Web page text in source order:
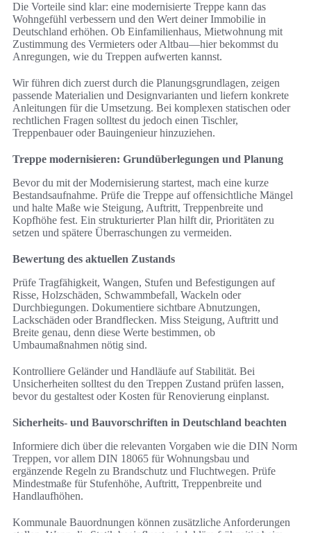
Die Vorteile sind klar: eine modernisierte Treppe kann das
Wohngefühl verbessern und den Wert deiner Immobilie in
Deutschland erhöhen. Ob Einfamilienhaus, Mietwohnung mit
Zustimmung des Vermieters oder Altbau—hier bekommst du
Anregungen, wie du Treppen aufwerten kannst.
Wir führen dich zuerst durch die Planungsgrundlagen, zeigen
passende Materialien und Designvarianten und liefern konkrete
Anleitungen für die Umsetzung. Bei komplexen statischen oder
rechtlichen Fragen solltest du jedoch einen Tischler,
Treppenbauer oder Bauingenieur hinzuziehen.
Treppe modernisieren: Grundüberlegungen und Planung
Bevor du mit der Modernisierung startest, mach eine kurze
Bestandsaufnahme. Prüfe die Treppe auf offensichtliche Mängel
und halte Maße wie Steigung, Auftritt, Treppenbreite und
Kopfhöhe fest. Ein strukturierter Plan hilft dir, Prioritäten zu
setzen und spätere Überraschungen zu vermeiden.
Bewertung des aktuellen Zustands
Prüfe Tragfähigkeit, Wangen, Stufen und Befestigungen auf
Risse, Holzschäden, Schwammbefall, Wackeln oder
Durchbiegungen. Dokumentiere sichtbare Abnutzungen,
Lackschäden oder Brandflecken. Miss Steigung, Auftritt und
Breite genau, denn diese Werte bestimmen, ob
Umbaumaßnahmen nötig sind.
Kontrolliere Geländer und Handläufe auf Stabilität. Bei
Unsicherheiten solltest du den Treppen Zustand prüfen lassen,
bevor du gestaltest oder Kosten für Renovierung einplanst.
Sicherheits- und Bauvorschriften in Deutschland beachten
Informiere dich über die relevanten Vorgaben wie die DIN Norm
Treppen, vor allem DIN 18065 für Wohnungsbau und
ergänzende Regeln zu Brandschutz und Fluchtwegen. Prüfe
Mindestmaße für Stufenhöhe, Auftritt, Treppenbreite und
Handlaufhöhen.
Kommunale Bauordnungen können zusätzliche Anforderungen